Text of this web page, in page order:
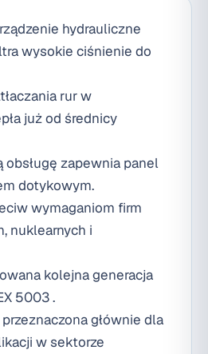
hydrauliczne
wysokie ciśnienie do
rur w
już od średnicy
obsługę zapewnia panel
dotykowym.
wymaganiom firm
nuklearnych i
kolejna generacja
5003 .
głównie dla
w sektorze